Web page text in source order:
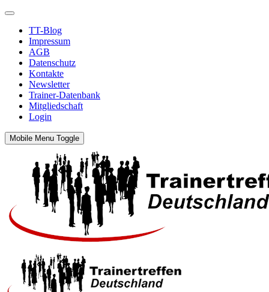
TT-Blog
Impressum
AGB
Datenschutz
Kontakte
Newsletter
Trainer-Datenbank
Mitgliedschaft
Login
Mobile Menu Toggle